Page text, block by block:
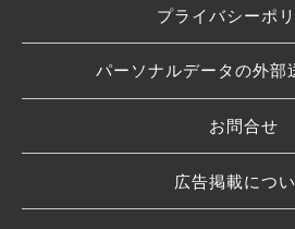
プライバシーポ
パーソナルデータの外部
お問合せ
広告掲載につ